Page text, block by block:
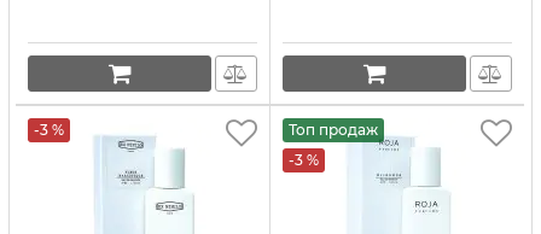
-3 %
Топ продаж
-3 %